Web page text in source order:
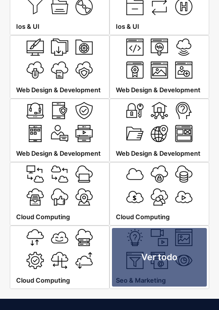
Ios & Ul Ios & Ul
Web Design & Development Web Design & Development
Web Design & Development Web Design & Development
Cloud Computing Cloud Computing
Cloud Computing
Ver todo
Seo & Marketing